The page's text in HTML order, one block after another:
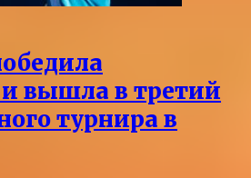
вышла в третий
турнира в